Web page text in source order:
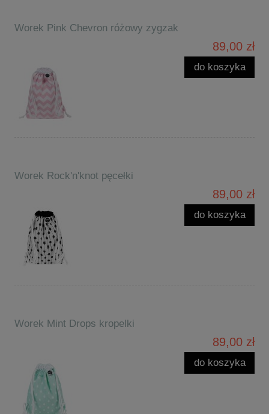
Worek Pink Chevron różowy zygzak
89,00 zł
do koszyka
Worek Rock'n'knot pęcełki
89,00 zł
do koszyka
Worek Mint Drops kropelki
89,00 zł
do koszyka